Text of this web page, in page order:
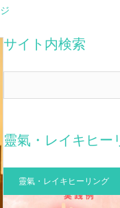
サイト内検索
靈氣・レイキヒー
靈氣・レイキヒーリング